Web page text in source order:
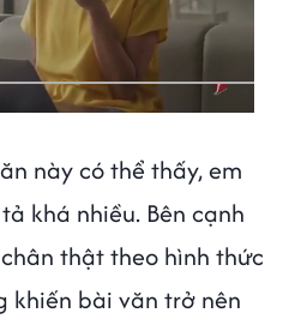
này có thể thấy, em
khá nhiều. Bên cạnh
thật theo hình thức
khiến bài văn trở nên